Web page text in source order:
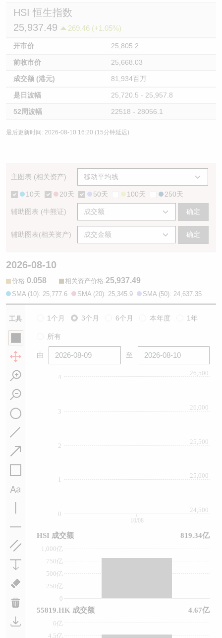
HSI 恒生指数
25,937.49
269.46 (+1.05%)
开市价 25,805.2
前收市价 25,668.03
成交额 (港元) 81,934百万
是日波幅 25,720.5 - 25,957.8
52周波幅 22518 - 28056.1
最后更新时间: 2026-08-10 16:20 (15分钟延迟)
主图表 (相关资产)
10天 20天 50天 100天 250天
辅助图表 (牛熊证) 确定
辅助图表(相关资产) 确定
2026-08-10
价格:0.058 相关资产价格:25,937.49
SMA (10): 25,777.6 SMA (20): 25,345.9 SMA (50): 24,637.35
工具 1个月 3个月 6个月 本年度 1年
所有
由 至
0
1
2
3
4
24,500
25,000
25,500
26,000
26,500
0
250亿
500亿
750亿
1,000亿
4.5亿
6亿
10/08
HSI 成交额 819.34亿
55819.HK 成交额 4.67亿